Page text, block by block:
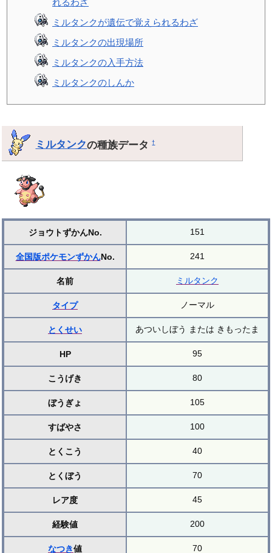
れるわざ
ミルタンクが遺伝で覚えられるわざ
ミルタンクの出現場所
ミルタンクの入手方法
ミルタンクのしんか
ミルタンクの種族データ†
ジョウトずかんNo. 151
全国版ポケモンずかんNo. 241
名前 ミルタンク
タイプ ノーマル
とくせい あついしぼう または きもったま
HP 95
こうげき 80
ぼうぎょ 105
すばやさ 100
とくこう 40
とくぼう 70
レア度 45
経験値 200
なつき値 70